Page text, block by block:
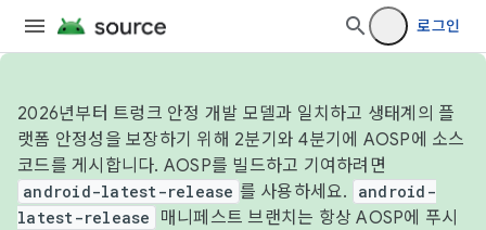
로그인
2026년부터 트렁크 안정 개발 모델과 일치하고 생태계의 플
랫폼 안정성을 보장하기 위해 2분기와 4분기에 AOSP에 소스
코드를 게시합니다. AOSP를 빌드하고 기여하려면
android-latest-release 를 사용하세요.
android-
latest-release
매니페스트 브랜치는 항상 AOSP에 푸시